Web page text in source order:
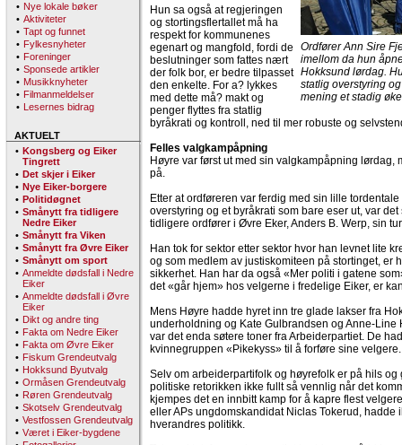
• Nye lokale bøker
• Aktiviteter
• Tapt og funnet
• Fylkesnyheter
• Foreninger
• Sponsede artikler
• Musikknyheter
• Filmanmeldelser
• Lesernes bidrag
AKTUELT
• Kongsberg og Eiker
Tingrett
• Det skjer i Eiker
• Nye Eiker-borgere
• Politidøgnet
• Smånytt fra tidligere
Nedre Eiker
• Smånytt fra Viken
• Smånytt fra Øvre Eiker
• Smånytt om sport
• Anmeldte dødsfall i Nedre
Eiker
• Anmeldte dødsfall i Øvre
Eiker
• Dikt og andre ting
• Fakta om Nedre Eiker
• Fakta om Øvre Eiker
• Fiskum Grendeutvalg
• Hokksund Byutvalg
• Ormåsen Grendeutvalg
• Røren Grendeutvalg
• Skotselv Grendeutvalg
• Vestfossen Grendeutvalg
• Været i Eiker-bygdene
Ordfører Ann Sire
imellom da hun
Hokksund lørdag.
statlig overstyring
mening et stadig
Hun sa også at regjeringen
og stortingsflertallet må ha
respekt for kommunenes
egenart og mangfold, fordi de
beslutninger som fattes nært
der folk bor, er bedre tilpasset
den enkelte. For a? lykkes
med dette må? makt og
penger flyttes fra statlig
byråkrati og kontroll, ned til mer robuste og
Felles valgkampåpning
Høyre var først ut med sin valgkampåpning lørdag,
på.
Etter at ordføreren var ferdig med sin lille
overstyring og et byråkrati som bare eser ut, var
tidligere ordfører i Øvre Eker, Anders B. Werp, sin
Han tok for sektor etter sektor hvor han levnet lite
og som medlem av justiskomiteen på stortinget, er
sikkerhet. Han har da også «Mer politi i gatene
det «går hjem» hos velgerne i fredelige Eiker, er
Mens Høyre hadde hyret inn tre glade lakser fra
underholdning og Kate Gulbrandsen og Anne-Line
var det enda søtere toner fra Arbeiderpartiet. De
kvinnegruppen «Pikekyss» til å forføre sine velgere.
Selv om arbeiderpartifolk og høyrefolk er på hils
politiske retorikken ikke fullt så vennlig når det
kjempes det en innbitt kamp for å kapre flest
eller APs ungdomskandidat Niclas Tokerud, hadde
hverandres politikk.